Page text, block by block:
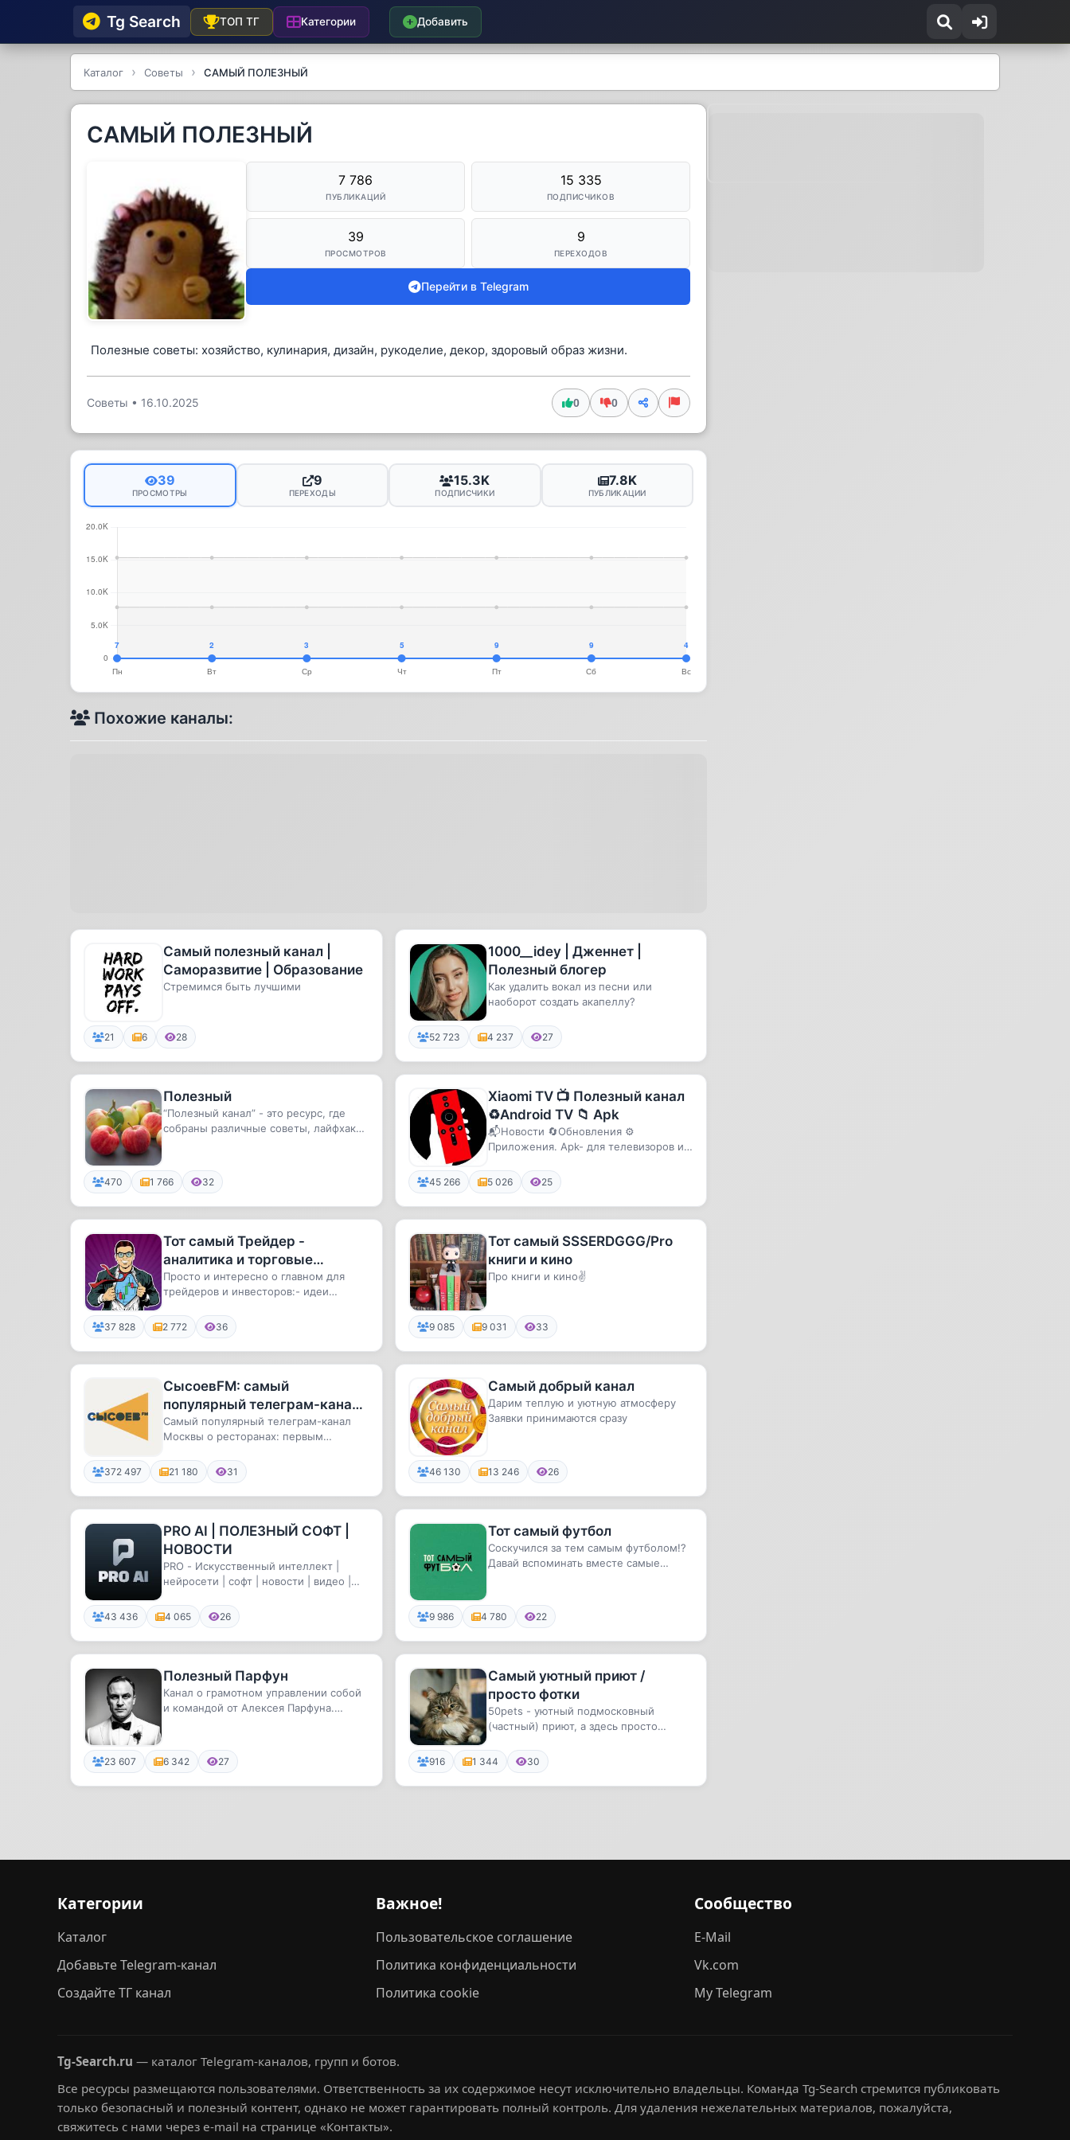
Tg Searсh ТОП ТГ Категории Добавить
Каталог Советы САМЫЙ ПОЛЕЗНЫЙ
САМЫЙ ПОЛЕЗНЫЙ
7 786
ПУБЛИКАЦИЙ
15 335
ПОДПИСЧИКОВ
39
ПРОСМОТРОВ
9
ПЕРЕХОДОВ
Перейти в Telegram
Полезные советы: хозяйство, кулинария, дизайн, рукоделие, декор, здоровый образ жизни.
Советы • 16.10.2025 0 0
39
ПРОСМОТРЫ
9
ПЕРЕХОДЫ
15.3K
ПОДПИСЧИКИ
7.8K
ПУБЛИКАЦИИ
Похожие каналы:
Самый полезный канал |
Саморазвитие | Образование
Стремимся быть лучшими
21 6 28
1000__idey | Дженнет |
Полезный блогер
Как удалить вокал из песни или
наоборот создать акапеллу?
52 723 4 237 27
Полезный
“Полезный канал” - это ресурс, где
собраны различные советы, лайфхаки,
470 1 766 32
Xiaomi TV 📺 Полезный канал
♻️Android TV 📁 Apk
📬Новости 🔄Обновления ⚙️
Приложения. Apk- для телевизоров и
45 266 5 026 25
Тот самый Трейдер -
аналитика и торговые
сигналы, трейдинг и
инвестиции
Просто и интересно о главном для
трейдеров и инвесторов:- идеи
37 828 2 772 36
Тот самый SSSERDGGG/Pro
книги и кино
Про книги и кино✌️
9 085 9 031 33
СысоевFM: самый
популярный телеграм-канал
о ресторанах
Самый популярный телеграм-канал
Москвы о ресторанах: первым
события...
372 497 21 180 31
Самый добрый канал
Дарим теплую и уютную атмосферу
Заявки принимаются сразу
46 130 13 246 26
PRO AI | ПОЛЕЗНЫЙ СОФТ |
НОВОСТИ
PRO - Искусственный интеллект |
нейросети | софт | новости | видео |
43 436 4 065 26
Тот самый футбол
Соскучился за тем самым футболом!?
Давай вспоминать вместе самые
9 986 4 780 22
Полезный Парфун
Канал о грамотном управлении собой
и командой от Алексея Парфуна.
23 607 6 342 27
Самый уютный приют /
просто фотки
50pets - уютный подмосковный
(частный) приют, а здесь просто
жи...
916 1 344 30
Категории
Каталог
Добавьте Telegram-канал
Создайте ТГ канал
Важное!
Пользовательское соглашение
Политика конфиденциальности
Политика cookie
Сообщество
E-Mail
Vk.com
My Telegram
Tg-Search.ru — каталог Telegram-каналов, групп и ботов.
Все ресурсы размещаются пользователями. Ответственность за их содержимое несут исключительно владельцы. Команда Tg-Search стремится публиковать
только безопасный и полезный контент, однако не может гарантировать полный контроль. Для удаления нежелательных материалов, пожалуйста,
свяжитесь с нами через e-mail на странице «Контакты».